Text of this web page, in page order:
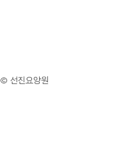
© 선진요양원